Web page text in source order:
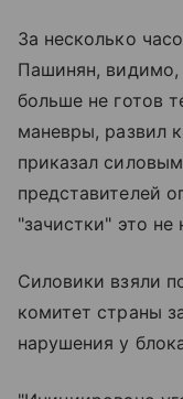
За несколько
Пашинян, видимо,
больше не готов
маневры, развил
приказал
представителей
"зачистки" это не
Силовики взяли
комитет страны
нарушения у